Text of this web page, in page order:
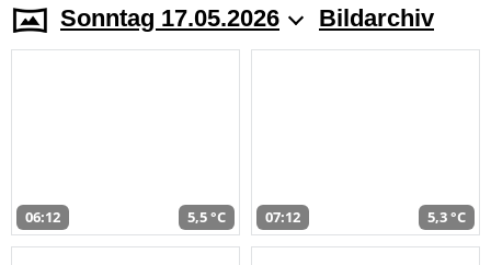
Sonntag 17.05.2026 Bildarchiv
06:12 5,5 °C 07:12 5,3 °C